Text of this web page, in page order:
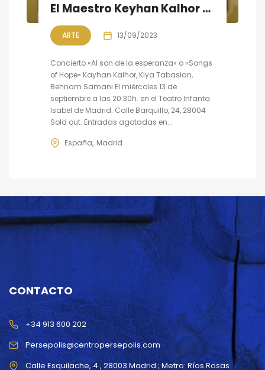
El Maestro Keyhan Kalhor en concierto en Madrid
ARTE 13/09/2023
Concierto «Al son de la esperanza» o «Songs
of Hope» Kayhan Kalhor, Kiya Tabasian,
Behnam Samani El miércoles 13 de
septiembre a las 20:30h. en el Teatro Infanta
Isabel de Madrid. Calle Barquillo, 24, 28004
Sold out. Entradas agotadas en...
España Madrid
CONTACTO
Persepolis@centropersepolis.com
+34 913 600 202